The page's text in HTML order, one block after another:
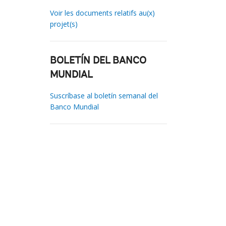
Voir les documents relatifs au(x)
projet(s)
BOLETÍN DEL BANCO
MUNDIAL
Suscríbase al boletín semanal del
Banco Mundial